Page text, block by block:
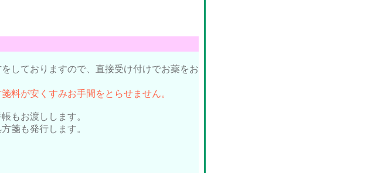
しておりますので、直接受け付けでお薬をお
料が安くすみお手間をとらせません。
もお渡しします。
箋も発行します。